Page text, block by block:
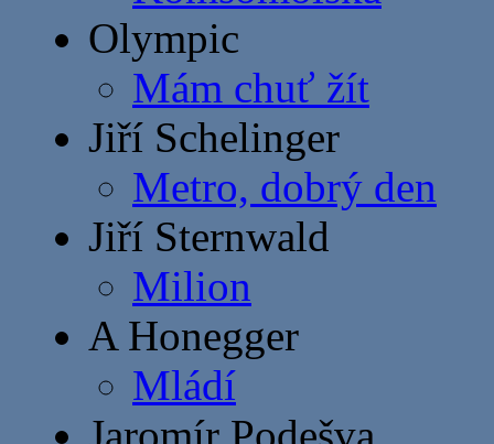
Olympic
Mám chuť žít
Jiří Schelinger
Metro, dobrý den
Jiří Sternwald
Milion
A Honegger
Mládí
Jaromír Podešva